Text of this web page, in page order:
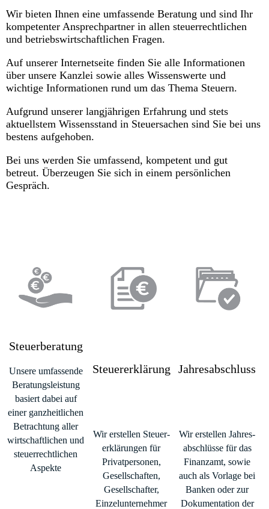
Wir bieten Ihnen eine umfassende Beratung und sind Ihr
kompetenter Ansprechpartner in allen steuerrechtlichen
und betriebswirtschaftlichen Fragen.
Auf unserer Internetseite finden Sie alle Informationen
über unsere Kanzlei sowie alles Wissenswerte und
wichtige Informationen rund um das Thema Steuern.
Aufgrund unserer langjährigen Erfahrung und stets
aktuellstem Wissensstand in Steuersachen sind Sie bei uns
bestens aufgehoben.
Bei uns werden Sie umfassend, kompetent und gut
betreut. Überzeugen Sie sich in einem persönlichen
Gespräch.
Steuerberatung
Unsere umfassende
Beratungs­leistung
basiert dabei auf
einer ganz­heit­lichen
Betrachtung aller
wirtschaft­lichen und
steuer­recht­lichen
Aspekte
Steuererklärung
Wir erstellen Steuer­
er­klärungen für
Privat­personen,
Gesell­schaften,
Gesell­schafter,
Einzel­unter­nehmer
Jahresabschluss
Wir erstellen Jahres­
abschlüsse für das
Finanz­­amt, sowie
auch als Vorlage bei
Banken oder zur
Do­kumen­tation der